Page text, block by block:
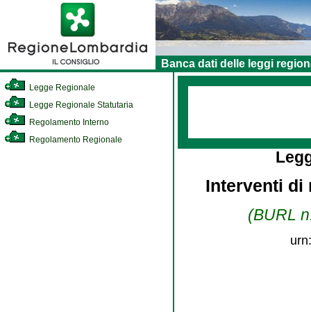
Banca dati delle leggi
Legge Regionale
Legge Regionale Statutaria
Regolamento Interno
Regolamento Regionale
Interventi di
(BURL